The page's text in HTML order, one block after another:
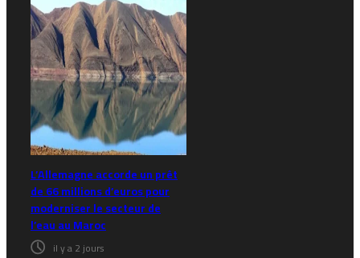
L’Allemagne accorde un prêt
de 66 millions d’euros pour
moderniser le secteur de
l’eau au Maroc
il y a 2 jours